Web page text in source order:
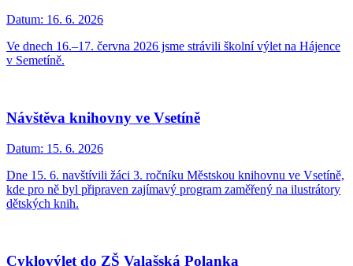
Datum: 16. 6. 2026
Ve dnech 16.–17. června 2026 jsme strávili školní výlet na Hájence
v Semetíně.
Návštěva knihovny ve Vsetíně
Datum: 15. 6. 2026
Dne 15. 6. navštívili žáci 3. ročníku Městskou knihovnu ve Vsetíně,
kde pro ně byl připraven zajímavý program zaměřený na ilustrátory
dětských knih.
Cyklovýlet do ZŠ Valašská Polanka